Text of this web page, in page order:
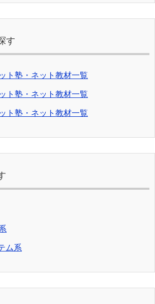
す
ト塾・ネット教材一覧
ト塾・ネット教材一覧
ト塾・ネット教材一覧
ム系